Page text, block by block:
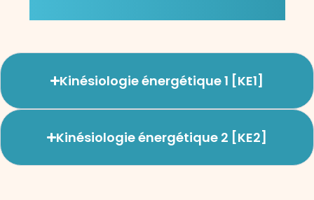
Kinésiologie énergétique 1 [KE1]
Kinésiologie énergétique 2 [KE2]